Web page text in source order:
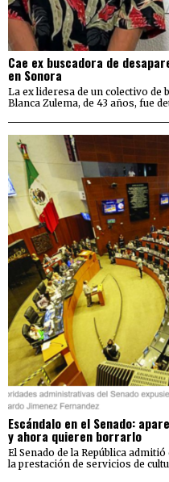
Cae ex buscadora de
en Sonora
La ex lideresa de un colectivo de
Blanca Zulema, de 43 años, fue
Escándalo en el Senado:
y ahora quieren borrarlo
El Senado de la República
la prestación de servicios de